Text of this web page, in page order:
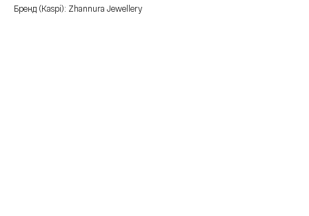
Бренд (Kaspi): Zhannura Jewellery